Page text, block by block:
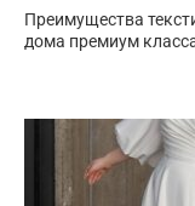
Преимущества
дома премиум